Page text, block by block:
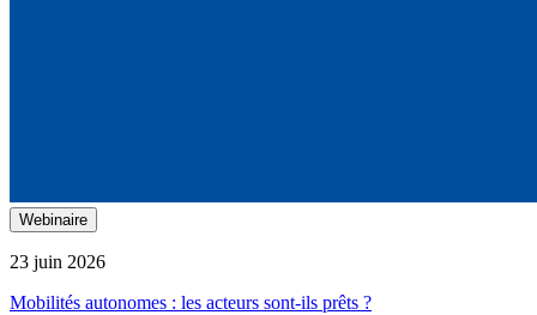
Webinaire
23 juin 2026
Mobilités autonomes : les acteurs sont-ils prêts ?